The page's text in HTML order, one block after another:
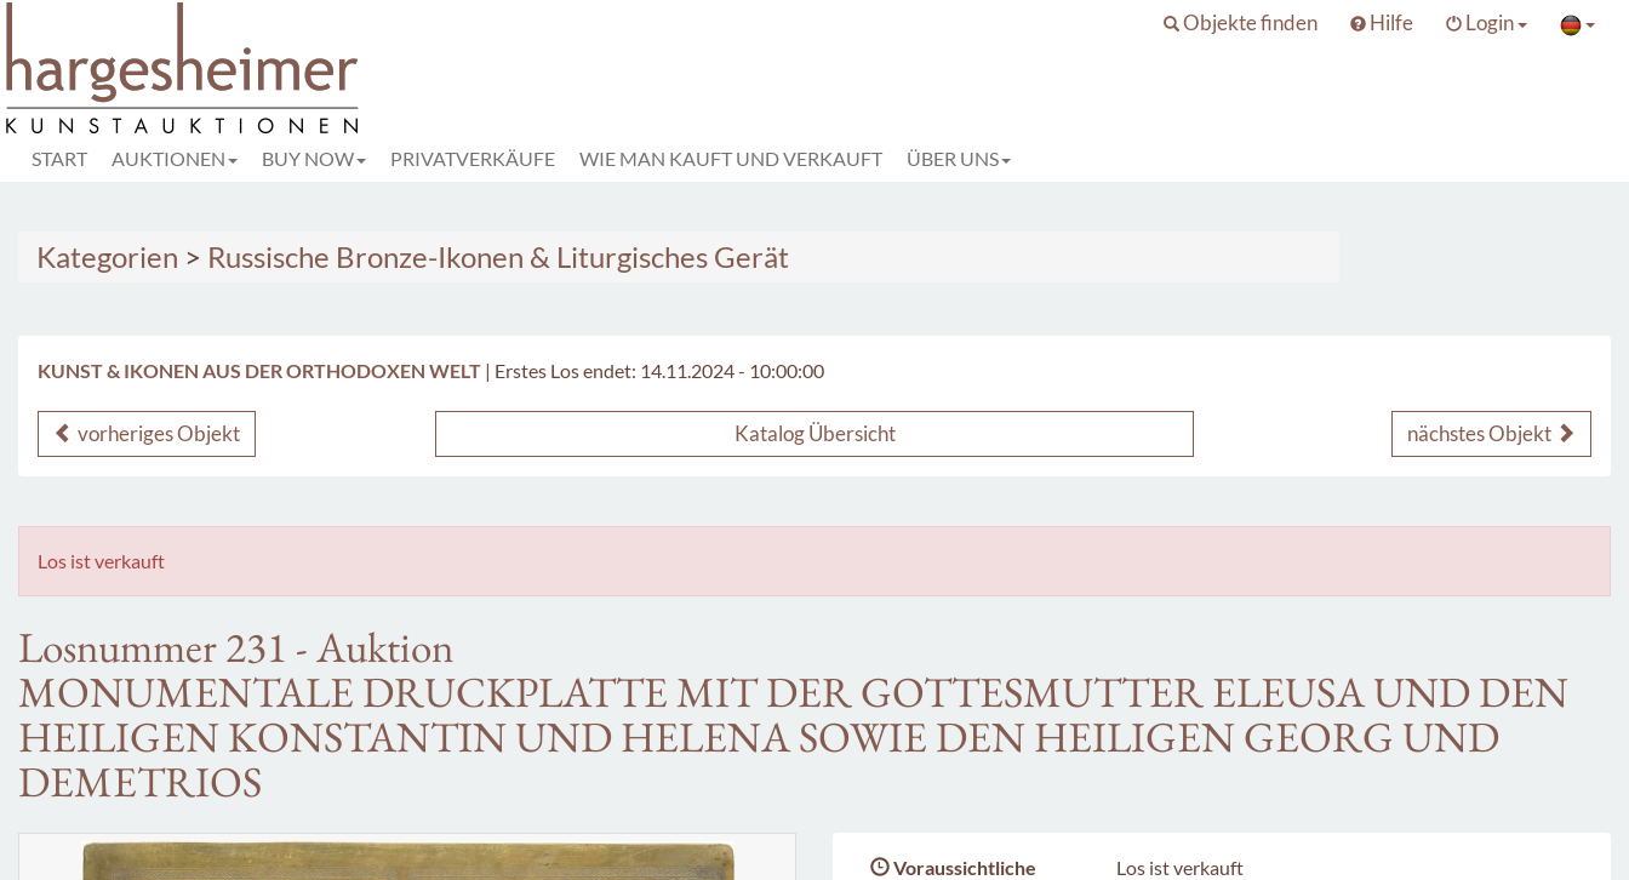
Objekte finden Hilfe Login
START AUKTIONEN BUY NOW PRIVATVERKÄUFE WIE MAN KAUFT UND VERKAUFT ÜBER UNS
Kategorien > Russische Bronze-Ikonen & Liturgisches Gerät
KUNST & IKONEN AUS DER ORTHODOXEN WELT | Erstes Los endet: 14.11.2024 - 10:00:00
vorheriges Objekt Katalog Übersicht nächstes Objekt
Los ist verkauft
Losnummer 231 - Auktion
MONUMENTALE DRUCKPLATTE MIT DER GOTTESMUTTER ELEUSA UND DEN
HEILIGEN KONSTANTIN UND HELENA SOWIE DEN HEILIGEN GEORG UND
DEMETRIOS
Voraussichtliche
Los ist verkauft